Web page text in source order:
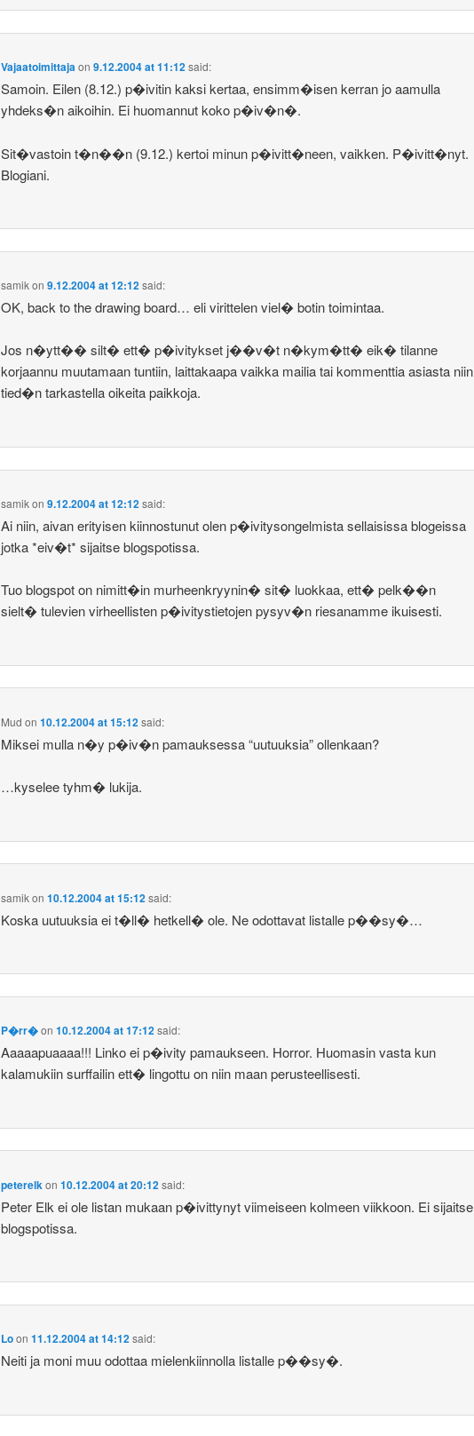
Vajaatoimittajaon9.12.2004 at 11:12said:
Samoin. Eilen (8.12.) p�ivitin kaksi kertaa, ensimm�isen kerran jo aamulla
yhdeks�n aikoihin. Ei huomannut koko p�iv�n�.
Sit�vastoin t�n��n (9.12.) kertoi minun p�ivitt�neen, vaikken. P�ivitt�nyt.
Blogiani.
samikon9.12.2004 at 12:12said:
OK, back to the drawing board… eli virittelen viel� botin toimintaa.
Jos n�ytt�� silt� ett� p�ivitykset j��v�t n�kym�tt� eik� tilanne
korjaannu muutamaan tuntiin, laittakaapa vaikka mailia tai kommenttia asiasta niin
tied�n tarkastella oikeita paikkoja.
samikon9.12.2004 at 12:12said:
Ai niin, aivan erityisen kiinnostunut olen p�ivitysongelmista sellaisissa blogeissa
jotka *eiv�t* sijaitse blogspotissa.
Tuo blogspot on nimitt�in murheenkryynin� sit� luokkaa, ett� pelk��n
sielt� tulevien virheellisten p�ivitystietojen pysyv�n riesanamme ikuisesti.
Mud on10.12.2004 at 15:12said:
Miksei mulla n�y p�iv�n pamauksessa “uutuuksia” ollenkaan?
…kyselee tyhm� lukija.
samikon10.12.2004 at 15:12said:
Koska uutuuksia ei t�ll� hetkell� ole. Ne odottavat listalle p��sy�…
P�rr�on10.12.2004 at 17:12said:
Aaaaapuaaaa!!! Linko ei p�ivity pamaukseen. Horror. Huomasin vasta kun
kalamukiin surffailin ett� lingottu on niin maan perusteellisesti.
peterelkon10.12.2004 at 20:12said:
Peter Elk ei ole listan mukaan p�ivittynyt viimeiseen kolmeen viikkoon. Ei sijaitse
blogspotissa.
Loon11.12.2004 at 14:12said:
Neiti ja moni muu odottaa mielenkiinnolla listalle p��sy�.